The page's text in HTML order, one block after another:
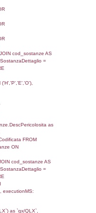
=
=
f_territori_limitrofi
ON
=
=
AND